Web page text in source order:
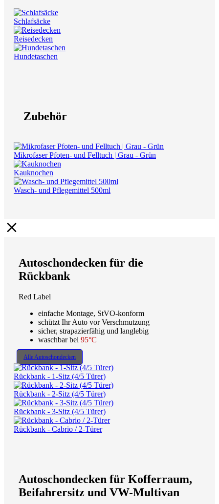
Schlafsäcke
Reisedecken
Hundetaschen
Zubehör
Mikrofaser Pfoten- und Felltuch | Grau - Grün
Kauknochen
Wasch- und Pflegemittel 500ml
Autoschondecken für die
Rückbank
Red Label
einfache Montage, StVO-konform
schützt Ihr Auto vor Verschmutzung
sicher, strapazierfähig und langlebig
waschbar bei 95°C
Alle Autoschondecken
Rückbank - 1-Sitz (4/5 Türer)
Rückbank - 2-Sitz (4/5 Türer)
Rückbank - 3-Sitz (4/5 Türer)
Rückbank - Cabrio / 2-Türer
Autoschondecken für Kofferraum,
Beifahrersitz und VW-Multivan